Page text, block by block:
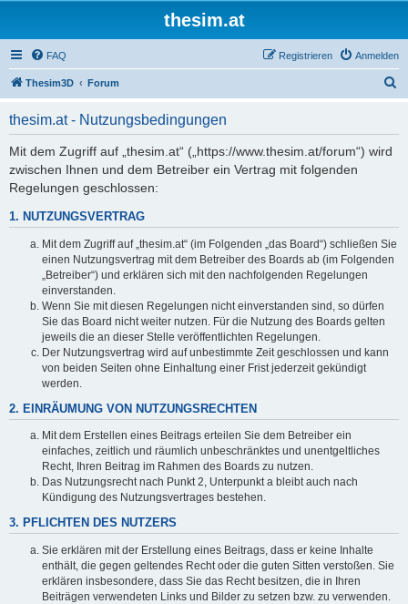
thesim.at
FAQ Anmelden
Registrieren
Thesim3D Forum
thesim.at - Nutzungsbedingungen
Mit dem Zugriff auf „thesim.at“ („https://www.thesim.at/forum“) wird
zwischen Ihnen und dem Betreiber ein Vertrag mit folgenden
Regelungen geschlossen:
1. NUTZUNGSVERTRAG
Mit dem Zugriff auf „thesim.at“ (im Folgenden „das Board“) schließen Sie
einen Nutzungsvertrag mit dem Betreiber des Boards ab (im Folgenden
„Betreiber“) und erklären sich mit den nachfolgenden Regelungen
einverstanden.
Wenn Sie mit diesen Regelungen nicht einverstanden sind, so dürfen
Sie das Board nicht weiter nutzen. Für die Nutzung des Boards gelten
jeweils die an dieser Stelle veröffentlichten Regelungen.
Der Nutzungsvertrag wird auf unbestimmte Zeit geschlossen und kann
von beiden Seiten ohne Einhaltung einer Frist jederzeit gekündigt
werden.
2. EINRÄUMUNG VON NUTZUNGSRECHTEN
Mit dem Erstellen eines Beitrags erteilen Sie dem Betreiber ein
einfaches, zeitlich und räumlich unbeschränktes und unentgeltliches
Recht, Ihren Beitrag im Rahmen des Boards zu nutzen.
Das Nutzungsrecht nach Punkt 2, Unterpunkt a bleibt auch nach
Kündigung des Nutzungsvertrages bestehen.
3. PFLICHTEN DES NUTZERS
Sie erklären mit der Erstellung eines Beitrags, dass er keine Inhalte
enthält, die gegen geltendes Recht oder die guten Sitten verstoßen. Sie
erklären insbesondere, dass Sie das Recht besitzen, die in Ihren
Beiträgen verwendeten Links und Bilder zu setzen bzw. zu verwenden.